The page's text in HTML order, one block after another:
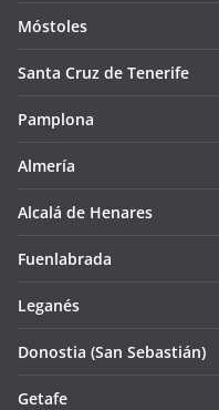
Móstoles
Santa Cruz de Tenerife
Pamplona
Almería
Alcalá de Henares
Fuenlabrada
Leganés
Donostia (San Sebastián)
Getafe